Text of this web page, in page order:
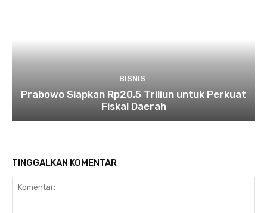
BISNIS
Prabowo Siapkan Rp20,5 Triliun untuk Perkuat
Fiskal Daerah
TINGGALKAN KOMENTAR